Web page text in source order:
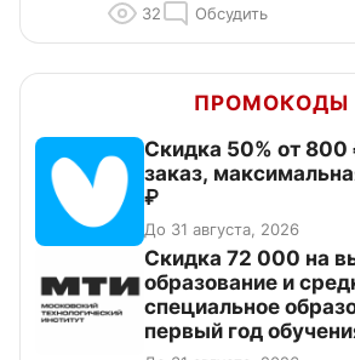
32 Обсудить
ПРОМОКОДЫ
Скидка 50% от 800
заказ,
₽
До 31 августа, 2026
Скидка 72 000 на
образование и
специальное
первый год